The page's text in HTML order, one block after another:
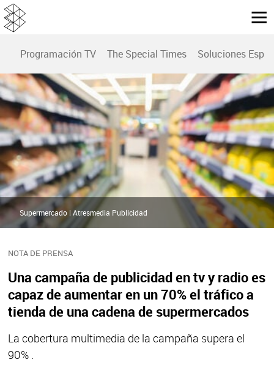
Programación TV The Special Times Soluciones
NOTA DE PRENSA
Una campaña de publicidad en tv y radio es
capaz de aumentar en un 70% el tráfico a
tienda de una cadena de supermercados
La cobertura multimedia de la campaña supera el
90% .
Supermercado | Atresmedia Publicidad